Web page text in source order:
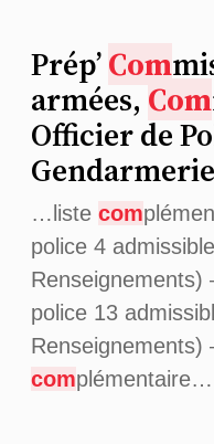
Prép’Com
armées, Com
Officier de
Gendarmerie
…liste com
police 4
Renseignements)
police 13
Renseignements)
complémentaire…